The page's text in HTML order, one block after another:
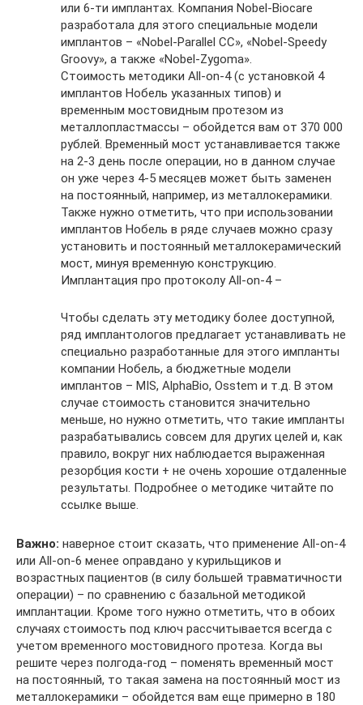
или 6-ти имплантах. Компания Nobel-Biocare
разработала для этого специальные модели
имплантов – «Nobel-Parallel CC», «Nobel-Speedy
Groovy», а также «Nobel-Zygoma».
Стоимость методики All-on-4 (с установкой 4
имплантов Нобель указанных типов) и
временным мостовидным протезом из
металлопластмассы – обойдется вам от 370 000
рублей. Временный мост устанавливается также
на 2-3 день после операции, но в данном случае
он уже через 4-5 месяцев может быть заменен
на постоянный, например, из металлокерамики.
Также нужно отметить, что при использовании
имплантов Нобель в ряде случаев можно сразу
установить и постоянный металлокерамический
мост, минуя временную конструкцию.
Имплантация про протоколу All-on-4 –
Чтобы сделать эту методику более доступной,
ряд имплантологов предлагает устанавливать не
специально разработанные для этого импланты
компании Нобель, а бюджетные модели
имплантов – MIS, AlphaBio, Osstem и т.д. В этом
случае стоимость становится значительно
меньше, но нужно отметить, что такие импланты
разрабатывались совсем для других целей и, как
правило, вокруг них наблюдается выраженная
резорбция кости + не очень хорошие отдаленные
результаты. Подробнее о методике читайте по
ссылке выше.
Важно: наверное стоит сказать, что применение All-on-4
или All-on-6 менее оправдано у курильщиков и
возрастных пациентов (в силу большей травматичности
операции) – по сравнению с базальной методикой
имплантации. Кроме того нужно отметить, что в обоих
случаях стоимость под ключ рассчитывается всегда с
учетом временного мостовидного протеза. Когда вы
решите через полгода-год – поменять временный мост
на постоянный, то такая замена на постоянный мост из
металлокерамики – обойдется вам еще примерно в 180